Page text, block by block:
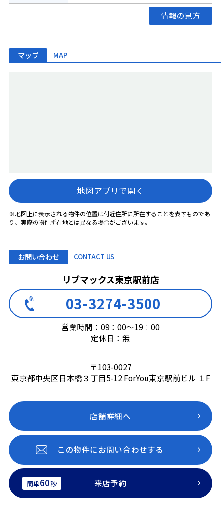
情報の見方
マップ MAP
地図アプリで開く
※地図上に表示される物件の位置は付近住所に所在することを表すものであ
り、実際の物件所在地とは異なる場合がございます。
お問い合わせ CONTACT US
リブマックス東京駅前店
03-3274-3500
営業時間：09：00～19：00
定休日：無
〒103-0027
東京都中央区日本橋３丁目5-12 ForYou東京駅前ビル １F
店舗詳細へ
この物件にお問い合わせする
簡単60秒 来店予約